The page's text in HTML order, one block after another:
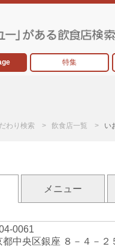
特集
わり検索 飲食店一覧 い
メニュー
0061
都中央区銀座 ８－４－２